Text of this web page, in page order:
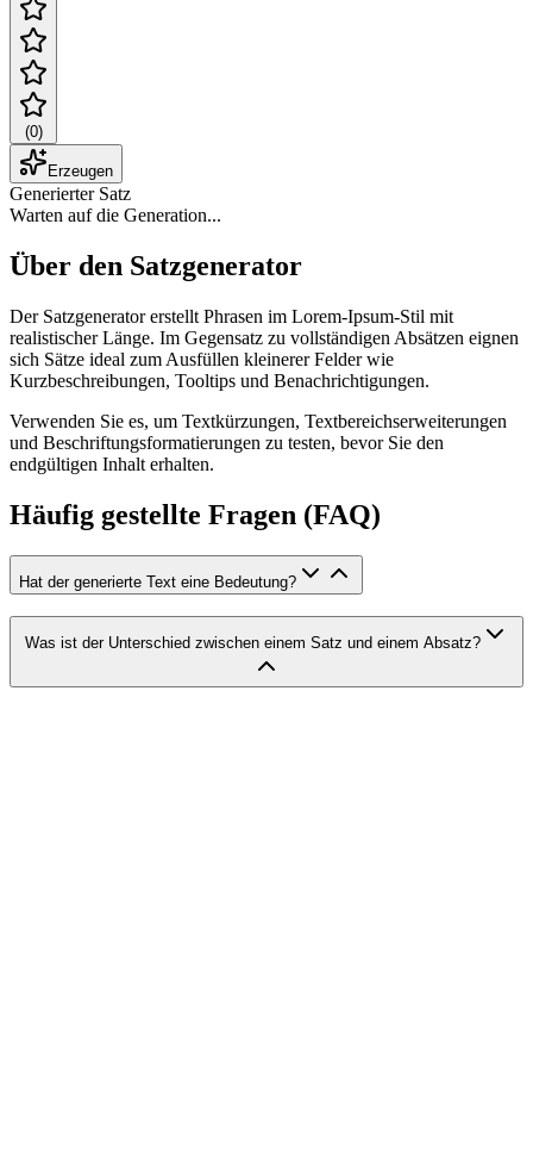
(0)
Erzeugen
Generierter Satz
Warten auf die Generation...
Über den Satzgenerator
Der Satzgenerator erstellt Phrasen im Lorem-Ipsum-Stil mit
realistischer Länge. Im Gegensatz zu vollständigen Absätzen eignen
sich Sätze ideal zum Ausfüllen kleinerer Felder wie
Kurzbeschreibungen, Tooltips und Benachrichtigungen.
Verwenden Sie es, um Textkürzungen, Textbereichserweiterungen
und Beschriftungsformatierungen zu testen, bevor Sie den
endgültigen Inhalt erhalten.
Häufig gestellte Fragen (FAQ)
Hat der generierte Text eine Bedeutung?
Was ist der Unterschied zwischen einem Satz und einem Absatz?